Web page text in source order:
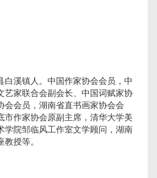
溪镇人。中国作家协会会员，中
艺家联合会副会长、中国词赋家协
会会员，湖南省直书画家协会会
市作家协会原副主席，清华大学美
学院邹临风工作室文学顾问，湖南
授等。